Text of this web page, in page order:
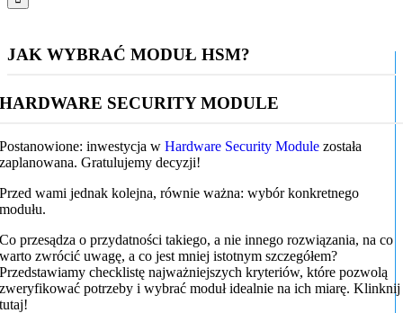
JAK WYBRAĆ MODUŁ HSM?
HARDWARE SECURITY MODULE
Postanowione: inwestycja wHardware Security Module została
zaplanowana. Gratulujemy decyzji!
Przed wami jednak kolejna, równie ważna: wybór konkretnego
modułu.
Co przesądza o przydatności takiego, a nie innego rozwiązania, na co
warto zwrócić uwagę, a co jest mniej istotnym szczegółem?
Przedstawiamy checklistę najważniejszych kryteriów, które pozwolą
zweryfikować potrzeby i wybrać moduł idealnie na ich miarę. Klinknij
tutaj!